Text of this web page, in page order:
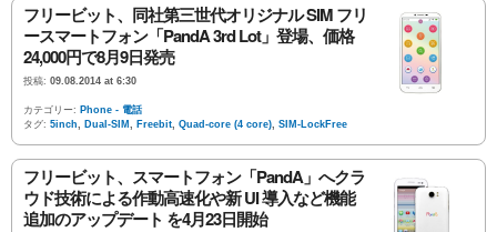
フリービット、同社第三世代オリジナル SIM フリ
ースマートフォン「PandA 3rd Lot」登場、価格
24,000円で8月9日発売
投稿: 09.08.2014 at 6:30
カテゴリー: Phone - 電話
タグ: 5inch, Dual-SIM , Freebit, Quad-core (4 core), SIM-LockFree
フリービット、スマートフォン「PandA」へクラ
ウド技術による作動高速化や新 UI 導入など機能
追加のアップデート を4月23日開始